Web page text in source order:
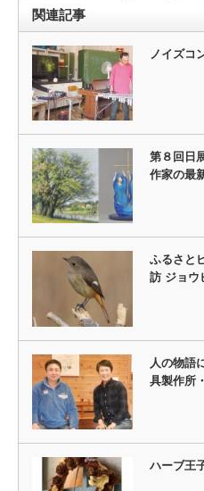
関連記事
ノイズコ
第８回日
作家の最
ふるさと
訪 ジョウ
人の物語
具製作所
ハーブ王